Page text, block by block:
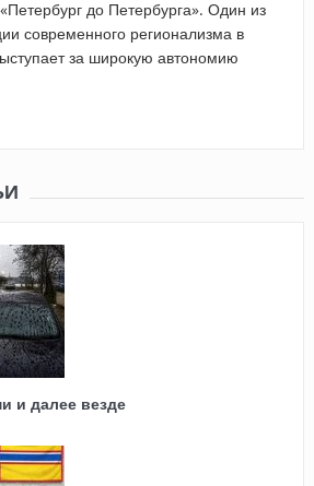
до Петербурга». Один из
современного регионализма в
за широкую автономию
и далее везде